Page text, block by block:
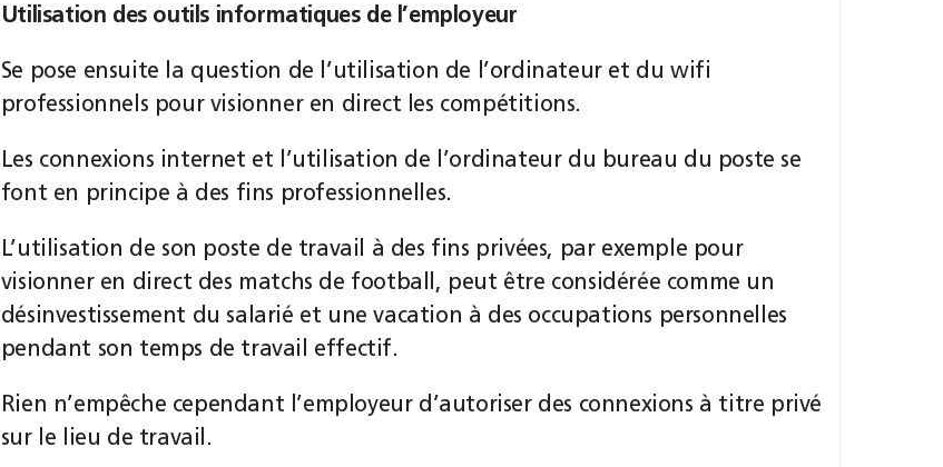
Utilisation des outils informatiques de l’employeur
Se pose ensuite la question de l’utilisation de l’ordinateur et du wifi
professionnels pour visionner en direct les compétitions.
Les connexions internet et l’utilisation de l’ordinateur du bureau du poste se
font en principe à des fins professionnelles.
L’utilisation de son poste de travail à des fins privées, par exemple pour
visionner en direct des matchs de football, peut être considérée comme un
désinvestissement du salarié et une vacation à des occupations personnelles
pendant son temps de travail effectif.
Rien n’empêche cependant l’employeur d’autoriser des connexions à titre privé
sur le lieu de travail.